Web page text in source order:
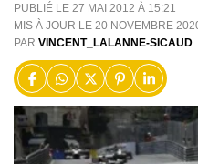
PUBLIÉ LE 27 MAI 2012 À 15:21
MIS À JOUR LE 20 NOVEMBRE
PAR VINCENT_LALANNE-SICAUD